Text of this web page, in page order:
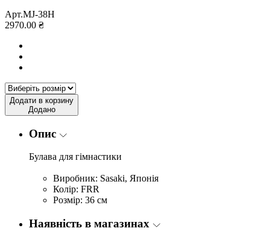
Арт.MJ-38H
2970.00 ₴
Додати в корзину
Додано
Опис
Булава для гімнастики
Виробник: Sasaki, Японія
Колір: FRR
Розмір: 36 см
Наявність в магазинах